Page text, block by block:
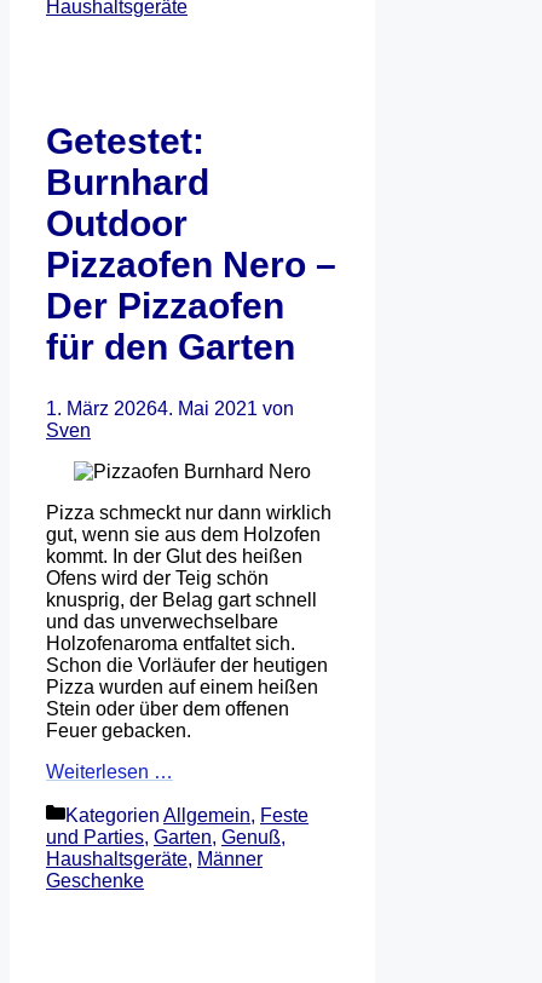
Haushaltsgeräte
Getestet:
Burnhard
Outdoor
Pizzaofen Nero –
Der Pizzaofen
für den Garten
1. März 20264. Mai 2021 von
Sven
Pizza schmeckt nur dann wirklich
gut, wenn sie aus dem Holzofen
kommt. In der Glut des heißen
Ofens wird der Teig schön
knusprig, der Belag gart schnell
und das unverwechselbare
Holzofenaroma entfaltet sich.
Schon die Vorläufer der heutigen
Pizza wurden auf einem heißen
Stein oder über dem offenen
Feuer gebacken.
Weiterlesen …
Kategorien Allgemein, Feste
und Parties, Garten, Genuß,
Haushaltsgeräte, Männer
Geschenke